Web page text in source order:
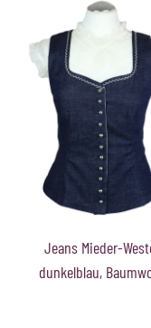
Jeans Mieder-
dunkelblau,